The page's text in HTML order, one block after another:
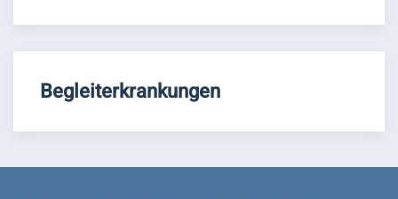
Begleiterkrankungen